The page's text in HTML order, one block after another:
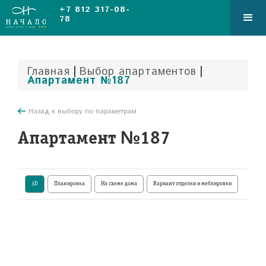
+7 812 317-08-
78
Главная | Выбор апартаментов |
Апартамент №187
Назад к выбору по параметрам
Апартамент №187
3D Планировка На схеме дома Вариант отделки и меблировки